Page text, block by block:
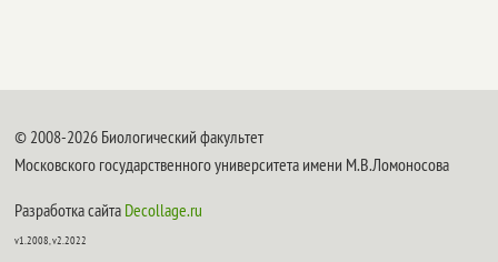
© 2008-2026 Биологический факультет
Московского государственного университета имени М.В.Ломоносова
Разработка сайта Decollage.ru
v1.2008, v2.2022